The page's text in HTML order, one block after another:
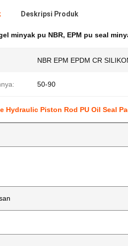
Deskripsi Produk
minyak pu NBR, EPM pu seal
NBR EPM EPDM CR
50-90
Hydraulic Piston Rod PU Oil Seal